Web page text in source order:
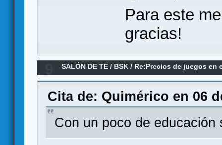
Para este
gracias!
SALÓN DE TE / BSK / Re:Precios de juegos en
Cita de: Quimérico en 06
Con un poco de educación